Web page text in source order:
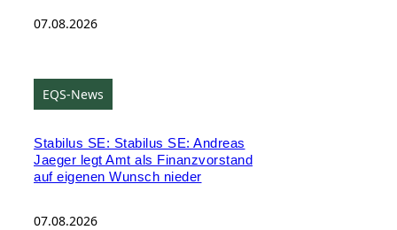
07.08.2026
EQS-News
Stabilus SE: Stabilus SE: Andreas
Jaeger legt Amt als Finanzvorstand
auf eigenen Wunsch nieder
07.08.2026